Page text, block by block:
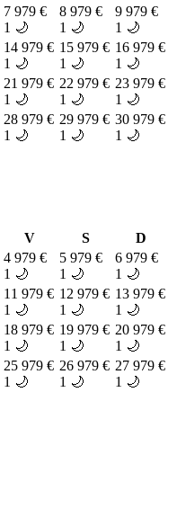
7 979 €
1 🌙
8 979 €
1 🌙
9 979 €
1 🌙
14 979 €
1 🌙
15 979 €
1 🌙
16 979 €
1 🌙
21 979 €
1 🌙
22 979 €
1 🌙
23 979 €
1 🌙
28 979 €
1 🌙
29 979 €
1 🌙
30 979 €
1 🌙
V S
D
4 979 €
1 🌙
5 979 €
1 🌙
6 979 €
1 🌙
11 979 €
1 🌙
12 979 €
1 🌙
13 979 €
1 🌙
18 979 €
1 🌙
19 979 €
1 🌙
20 979 €
1 🌙
25 979 €
1 🌙
26 979 €
1 🌙
27 979 €
1 🌙